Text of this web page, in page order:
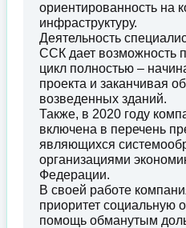
ориентированность на
инфраструктуру.
Деятельность
ССК дает возможность
цикл полностью –
проекта и заканчивая
возведенных зданий.
Также, в 2020 году
включена в перечень
являющихся
организациями
Федерации.
В своей работе
приоритет социальную
помощь обманутым